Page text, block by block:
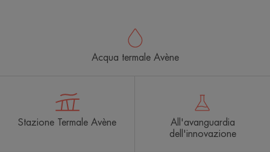
Acqua termale Avène
Stazione Termale Avène
All'avanguardia
dell'innovazione